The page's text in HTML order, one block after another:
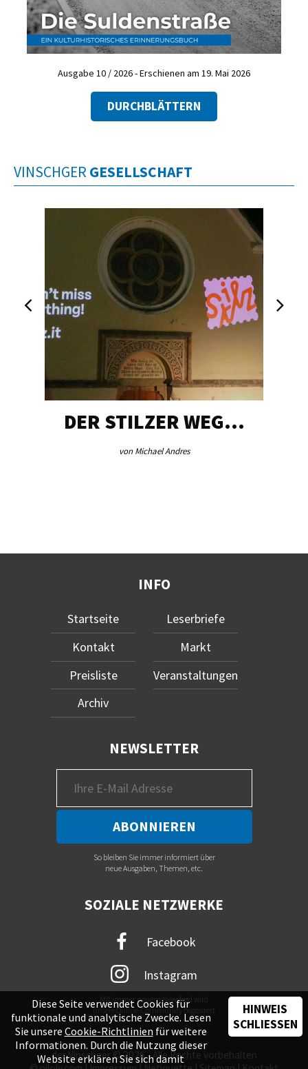
Ausgabe 10 / 2026 - Erschienen am 19. Mai 2026
DURCHBLÄTTERN
VINSCHGER GESELLSCHAFT
DER STILZER WEG…
von Michael Andres
INFO
Startseite
Kontakt
Preisliste
Archiv
Leserbriefe
Markt
Veranstaltungen
NEWSLETTER
So bleiben Sie immer informiert über
neue Ausgaben, Themen, etc.
SOZIALE NETZWERKE
Facebook
Instagram
Mit immer neuem Newsfeed wird
unsere Online-Community begeistert
der Vinschger © 2026 - Alle Rechte vorbehalten
Diese Seite verwendet Cookies für
funktionale und analytische Zwecke. Lesen
Sie unsere Cookie-Richtlinien für weitere
Informationen. Durch die Nutzung dieser
Website erklären Sie sich damit
HINWEIS
SCHLIESSEN